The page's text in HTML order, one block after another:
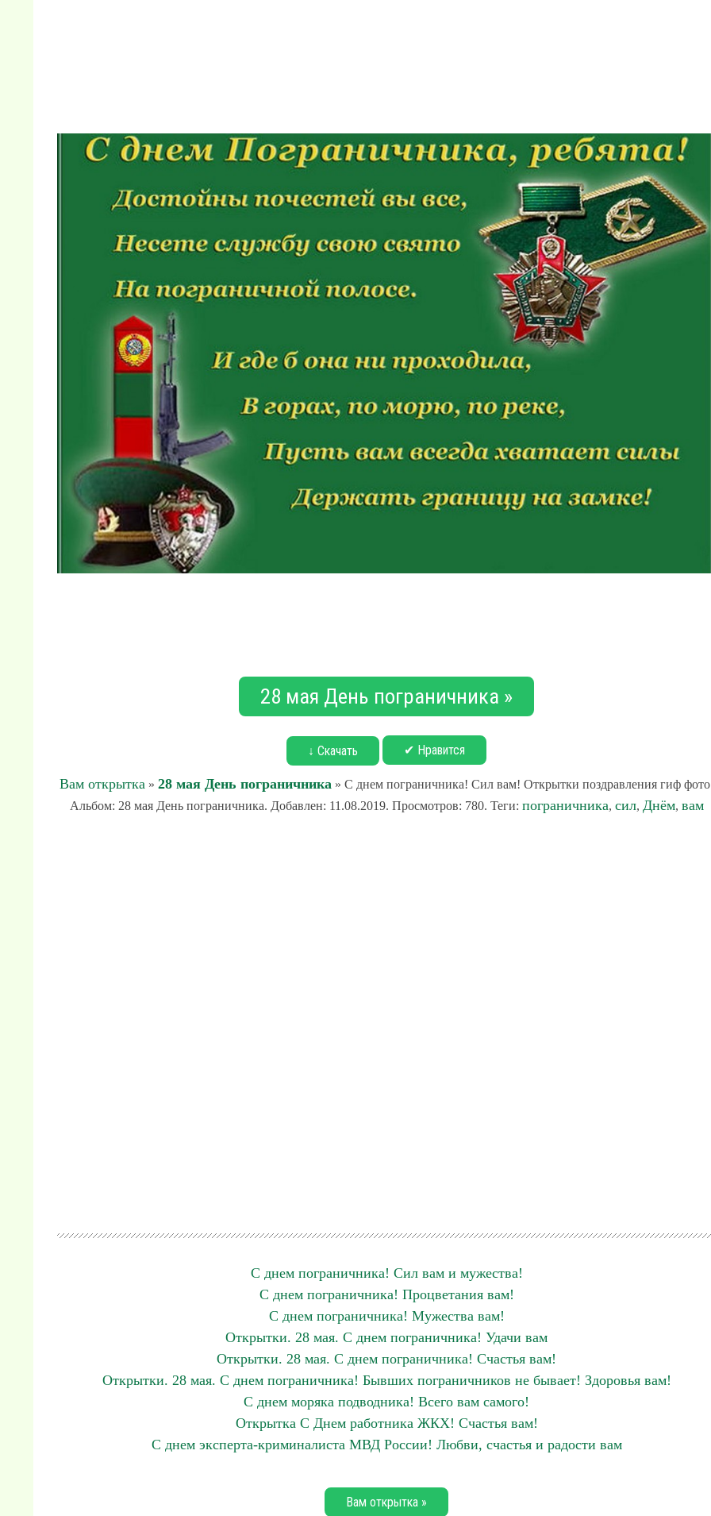
28 мая День пограничника »
↓ Скачать ✔ Нравится
Вам открытка » 28 мая День пограничника » С днем пограничника! Сил вам! Открытки поздравления гиф
Альбом: 28 мая День пограничника. Добавлен: 11.08.2019. Просмотров: 780. Теги: пограничника, сил, Днём, вам
С днем пограничника! Сил вам и мужества!
С днем пограничника! Процветания вам!
С днем пограничника! Мужества вам!
Открытки. 28 мая. С днем пограничника! Удачи вам
Открытки. 28 мая. С днем пограничника! Счастья вам!
Открытки. 28 мая. С днем пограничника! Бывших пограничников не бывает! Здоровья вам!
С днем моряка подводника! Всего вам самого!
Открытка С Днем работника ЖКХ! Счастья вам!
С днем эксперта-криминалиста МВД России! Любви, счастья и радости вам
Вам открытка »